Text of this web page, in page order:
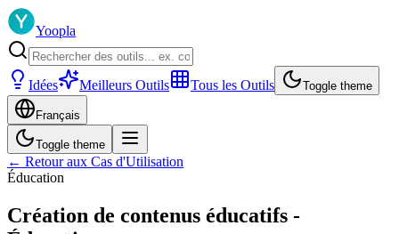
Yoopla
Idées Meilleurs Outils Tous les Outils Toggle theme
Français
Toggle theme
← Retour aux Cas d'Utilisation
Éducation
Création de contenus éducatifs -